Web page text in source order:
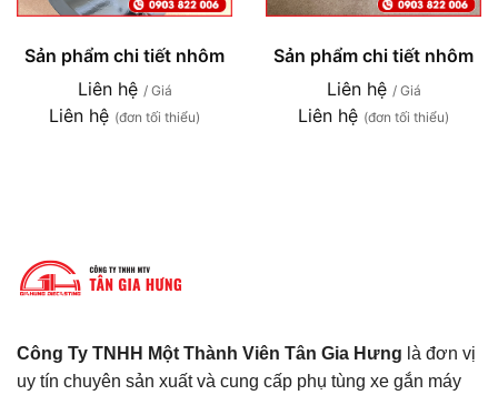
Sản phẩm chi tiết nhôm
Liên hệ / Giá
Liên hệ (đơn tối thiểu)
Sản phẩm chi tiết nhôm
Liên hệ / Giá
Liên hệ (đơn tối thiểu)
Công Ty TNHH Một Thành Viên Tân Gia Hưng là đơn vị
uy tín chuyên sản xuất và cung cấp phụ tùng xe gắn máy